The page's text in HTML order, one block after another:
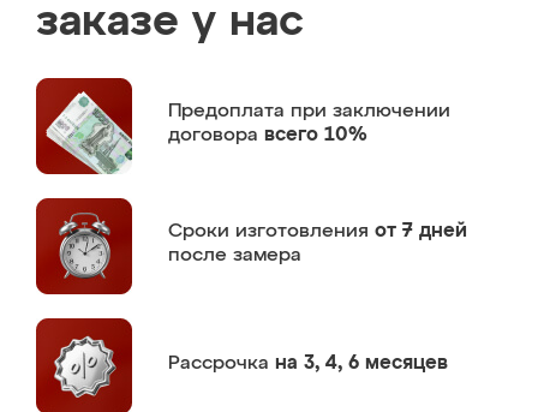
заказе у нас
Предоплата при заключении
договора всего 10%
Сроки изготовления от 7 дней
после замера
Рассрочка на 3, 4, 6 месяцев